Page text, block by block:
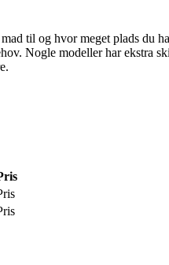
til og hvor meget plads du
Nogle modeller har ekstra